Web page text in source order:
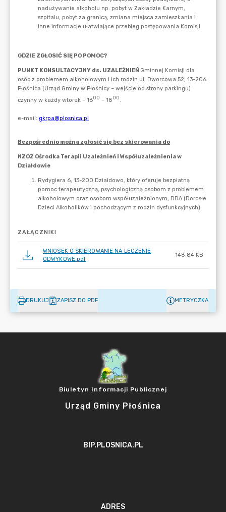
ZAŁĄCZNIKI
WNIOSEK O SKIEROWANIE NA LECZENIE
ODWYKOWE.pdf
148.84 KB
DRUKUJ ZAPISZ DO PDF METRYCZKA
Biuletyn Informacji Publicznej
Urząd Gminy Płośnica
BIP.PLOSNICA.PL
ADRES